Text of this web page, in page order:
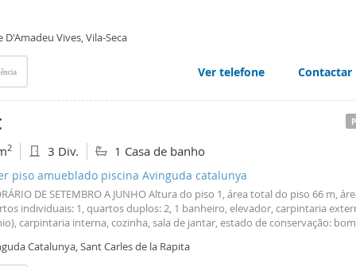
D'Amadeu Vives, Vila-Seca
Ver telefone Contactar
2 3 Div. 1 Casa de banho
piso amueblado piscina Avinguda catalunya
DE SETEMBRO A JUNHO Altura do piso 1, área total do piso 66 m,
individuais: 1, quartos duplos: 2, 1 banheiro, elevador, carpintaria
carpintaria interna, cozinha, sala de jantar, estado de conservação:
pisos: grés, vidros duplos, exterior, (não aceito).
Catalunya, Sant Carles de la Rapita